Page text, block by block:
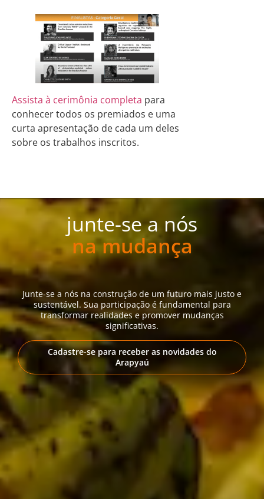
Assista à cerimônia completa para
conhecer todos os premiados e uma
curta apresentação de cada um deles
sobre os trabalhos inscritos.
junte-se a nós
na mudança
Junte-se a nós na construção de um futuro mais justo e
sustentável. Sua participação é fundamental para
transformar realidades e promover mudanças
significativas.
Cadastre-se para receber as novidades do
Arapyaú